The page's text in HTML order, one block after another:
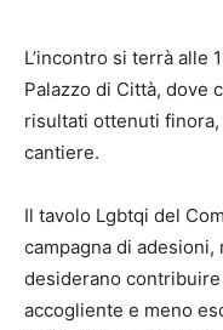
L’incontro si terrà alle
Palazzo di Città, dove
risultati ottenuti
cantiere.
Il tavolo Lgbtqi del
campagna di
desiderano
accogliente e meno